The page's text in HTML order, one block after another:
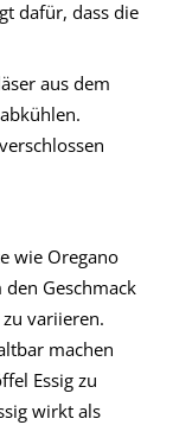
dafür, dass die
aus dem
wie Oregano
Geschmack
variieren.
machen
Essig zu
wirkt als